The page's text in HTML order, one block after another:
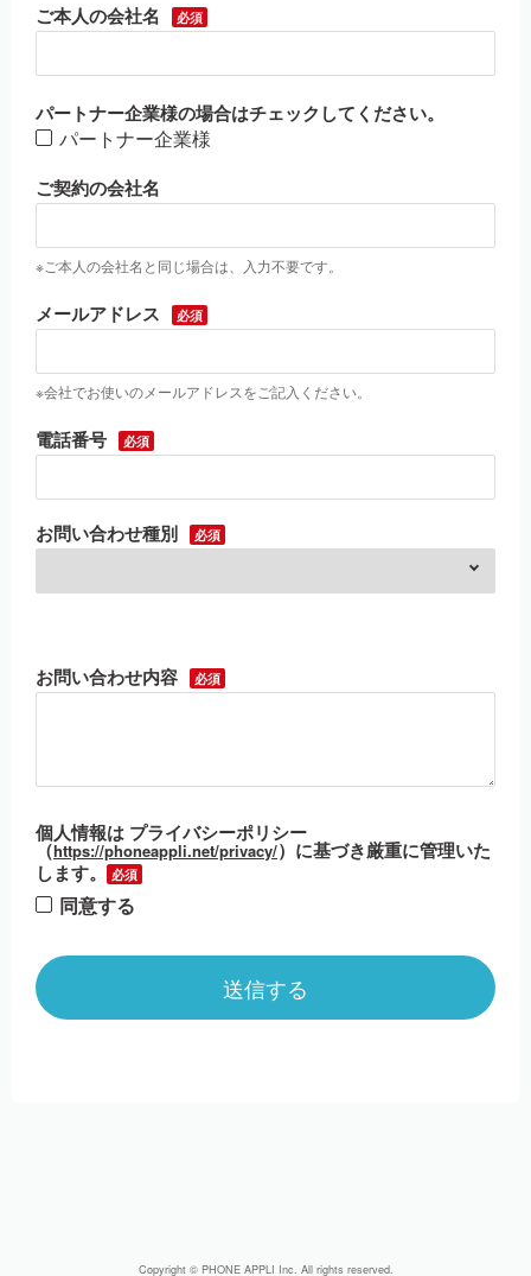
ご本人の会社名
パートナー企業様の場合はチェックしてください。
パートナー企業様
ご契約の会社名
※ご本人の会社名と同じ場合は、入力不要です。
メールアドレス
※会社でお使いのメールアドレスをご記入ください。
電話番号
お問い合わせ種別
お問い合わせ内容
個人情報は プライバシーポリシー
（https://phoneappli.net/privacy/）に基づき厳重に管理いた
します。
同意する
Copyright © PHONE APPLI Inc. All rights reserved.